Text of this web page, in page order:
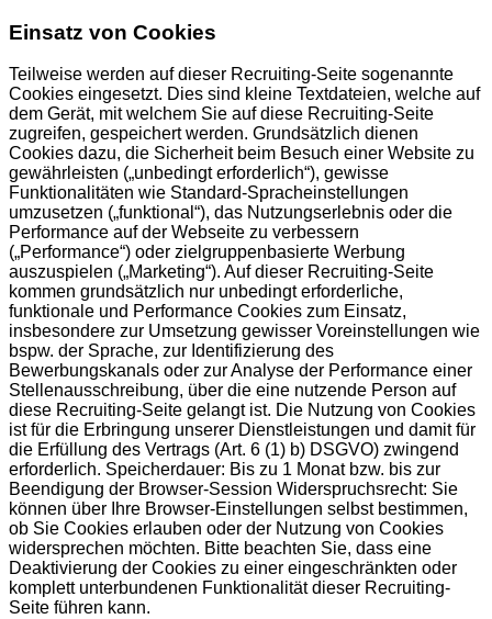
Einsatz von Cookies
Teilweise werden auf dieser Recruiting-Seite sogenannte
Cookies eingesetzt. Dies sind kleine Textdateien, welche auf
dem Gerät, mit welchem Sie auf diese Recruiting-Seite
zugreifen, gespeichert werden. Grundsätzlich dienen
Cookies dazu, die Sicherheit beim Besuch einer Website zu
gewährleisten („unbedingt erforderlich“), gewisse
Funktionalitäten wie Standard-Spracheinstellungen
umzusetzen („funktional“), das Nutzungserlebnis oder die
Performance auf der Webseite zu verbessern
(„Performance“) oder zielgruppenbasierte Werbung
auszuspielen („Marketing“). Auf dieser Recruiting-Seite
kommen grundsätzlich nur unbedingt erforderliche,
funktionale und Performance Cookies zum Einsatz,
insbesondere zur Umsetzung gewisser Voreinstellungen wie
bspw. der Sprache, zur Identifizierung des
Bewerbungskanals oder zur Analyse der Performance einer
Stellenausschreibung, über die eine nutzende Person auf
diese Recruiting-Seite gelangt ist. Die Nutzung von Cookies
ist für die Erbringung unserer Dienstleistungen und damit für
die Erfüllung des Vertrags (Art. 6 (1) b) DSGVO) zwingend
erforderlich. Speicherdauer: Bis zu 1 Monat bzw. bis zur
Beendigung der Browser-Session Widerspruchsrecht: Sie
können über Ihre Browser-Einstellungen selbst bestimmen,
ob Sie Cookies erlauben oder der Nutzung von Cookies
widersprechen möchten. Bitte beachten Sie, dass eine
Deaktivierung der Cookies zu einer eingeschränkten oder
komplett unterbundenen Funktionalität dieser Recruiting-
Seite führen kann.